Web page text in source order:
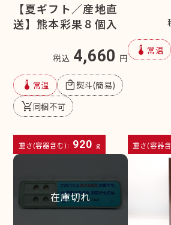
【夏ギフト／産地直
送】熊本彩果８個入
税込 4,660 円
device_thermostat 常温 local_mall熨斗(簡易)
remove_shopping_cart同梱不可
重さ(容器含む): 920 g
device_thermostat 常温
重さ(容器
在庫切れ